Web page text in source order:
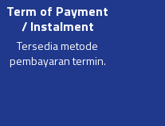
Term of Payment
/ Instalment
Tersedia metode
pembayaran termin.